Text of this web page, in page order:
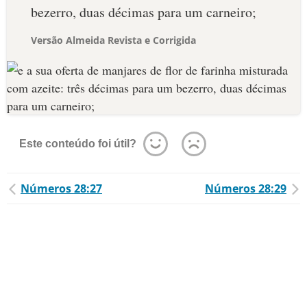
bezerro, duas décimas para um carneiro;
Versão Almeida Revista e Corrigida
Este conteúdo foi útil?
Números 28:27 Números 28:29